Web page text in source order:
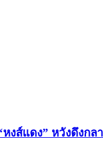
งส์แดง” หวังดึงกล